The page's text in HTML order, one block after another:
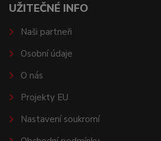
UŽITEČNÉ INFO
Naši partneři
Osobní údaje
O nás
Projekty EU
Nastavení soukromí